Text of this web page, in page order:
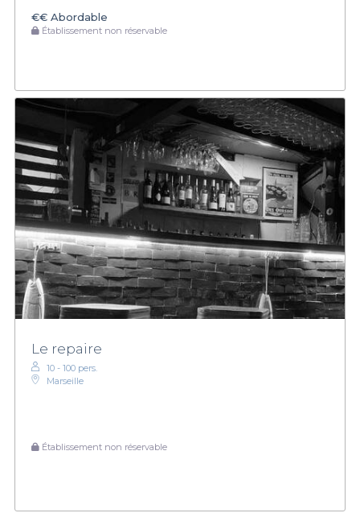
€€ Abordable
Établissement non réservable
Le repaire
10 - 100 pers.
Marseille
Établissement non réservable